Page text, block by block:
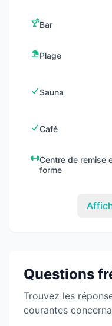
Bar
Plage
Sauna
Café
Centre de remise
forme
Questions
Trouvez les
courantes